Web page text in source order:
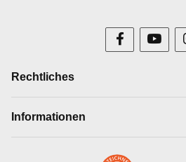
Rechtliches
Informationen